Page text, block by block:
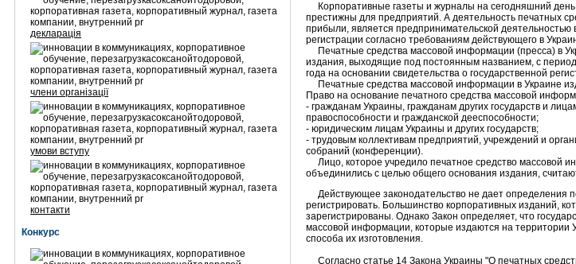
декларація
члени організації
умови вступу
контакти
Конкурс
Корпоративные газеты и журналы на сегодняшний день,
престижны для предприятий. А деятельность печатных
прибыли, является предпринимательской деятельностью
регистрации согласно требованиям действующего в
Печатные средства массовой информации (пресса) в
издания, выходящие под постоянным названием, с
года на основании свидетельства о государственной
Печатные средства массовой информации в Украине
Право на основание печатного средства массовой
- гражданам Украины, гражданам других государств и
правоспособности и гражданской дееспособности;
- юридическим лицам Украины и других государств;
- трудовым коллективам предприятий, учреждений и
собраний (конференции).
Лицо, которое учредило печатное средство массовой
объединились с целью общего основания издания,
Действующее законодательство не дает определения
регистрировать. Большинство корпоративных изданий,
зарегистрированы. Однако Закон определяет, что
массовой информации, которые издаются на
способа их изготовления.
Согласно статье 14 Закона Украины "О печатных